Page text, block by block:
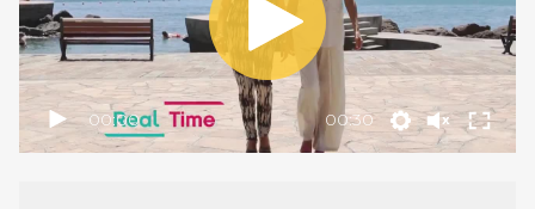
00:00 00:30